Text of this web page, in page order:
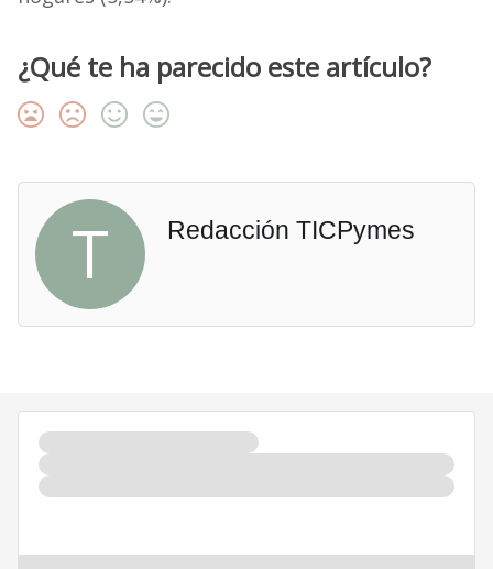
¿Qué te ha parecido este artículo?
T Redacción TICPymes